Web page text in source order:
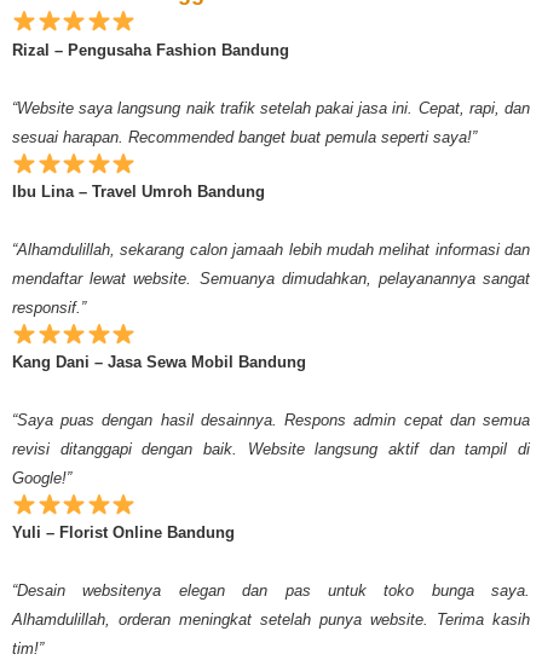
Rizal – Pengusaha Fashion Bandung
“Website saya langsung naik trafik setelah pakai jasa ini. Cepat, rapi, dan
sesuai harapan. Recommended banget buat pemula seperti saya!”
Ibu Lina – Travel Umroh Bandung
“Alhamdulillah, sekarang calon jamaah lebih mudah melihat informasi dan
mendaftar lewat website. Semuanya dimudahkan, pelayanannya sangat
responsif.”
Kang Dani – Jasa Sewa Mobil Bandung
“Saya puas dengan hasil desainnya. Respons admin cepat dan semua
revisi ditanggapi dengan baik. Website langsung aktif dan tampil di
Google!”
Yuli – Florist Online Bandung
“Desain websitenya elegan dan pas untuk toko bunga saya.
Alhamdulillah, orderan meningkat setelah punya website. Terima kasih
tim!”